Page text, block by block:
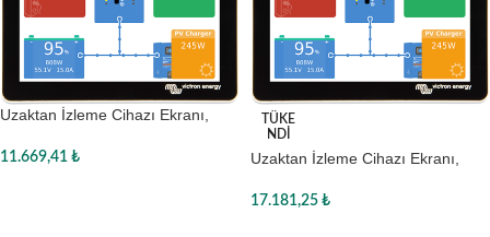
Uzaktan İzleme Cihazı Ekranı,
11.669,41 ₺
TÜKE
NDI
Uzaktan İzleme Cihazı Ekranı,
17.181,25 ₺